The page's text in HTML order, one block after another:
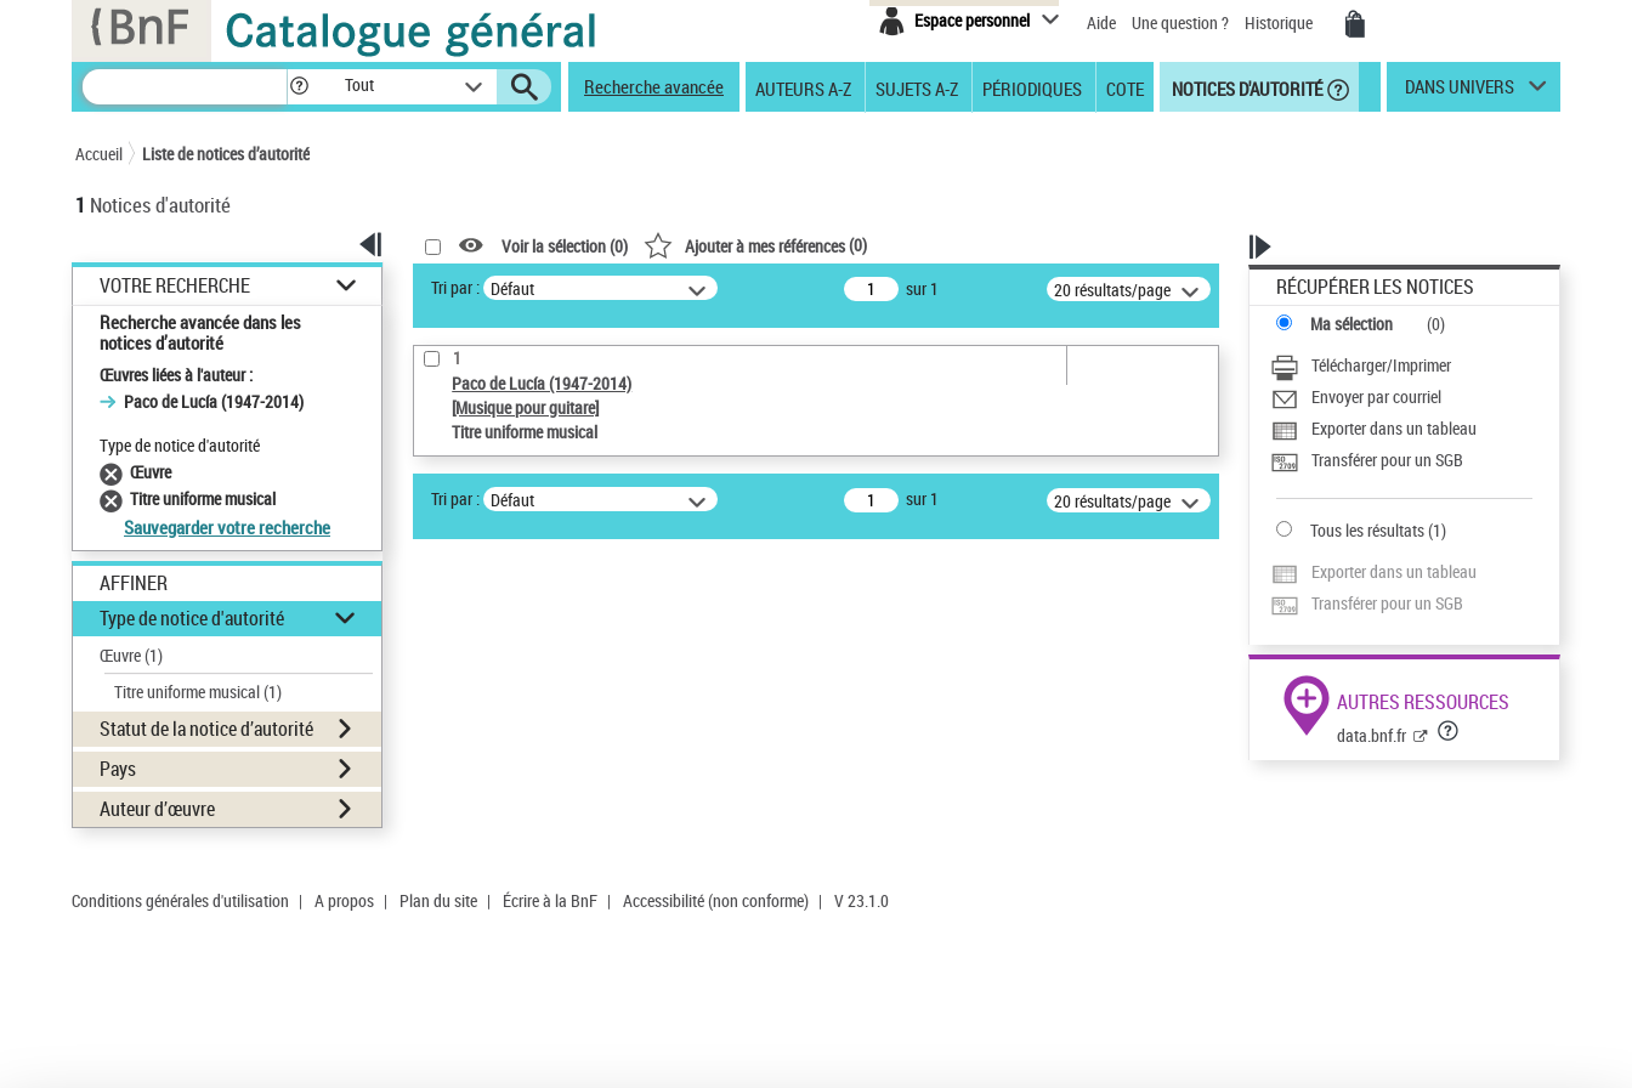
Espace personnel Aide Une question ? Historique
Tout Recherche avancée AUTEURS A-Z SUJETS A-Z PÉRIODIQUES COTE NOTICES D'AUTORITÉ DANS UNIVERS
Accueil Liste de notices d’autorité
1 Notices d'autorité
VOTRE RECHERCHE
Recherche avancée dans les
notices d’autorité
Œuvres liées à l'auteur :
Paco de Lucía (1947-2014)
Type de notice d'autorité
Œuvre
Titre uniforme musical
Sauvegarder votre recherche
AFFINER
Type de notice d'autorité
Œuvre(1)
Titre uniforme musical(1)
Statut de la notice d’autorité
Pays
Auteur d’œuvre
Voir la sélection (0) Ajouter à mes références(0)
Tri par : Défaut sur 1 20 résultats/page
1
Paco de Lucía (1947-2014)
[Musique pour guitare]
Titre uniforme musical
Tri par : Défaut sur 1 20 résultats/page
RÉCUPÉRER LES NOTICES
Ma sélection (0)
Télécharger/Imprimer
Envoyer par courriel
Exporter dans un tableau
Transférer pour un SGB
Tous les résultats(1)
Exporter dans un tableau
Transférer pour un SGB
AUTRES RESSOURCES
data.bnf.fr
Conditions générales d'utilisation | A propos | Plan du site | Écrire à la BnF | Accessibilité (non conforme) | V 23.1.0
Panneau de gestion des cookies